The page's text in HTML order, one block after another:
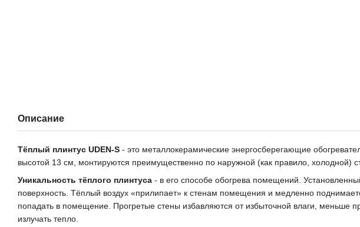
Описание
Тёплый плинтус UDEN-S - это металлокерамические энергосберегающие
высотой 13 см, монтируются преимущественно по наружной (как правило,
Уникальность тёплого плинтуса - в его способе обогрева помещений.
поверхность. Тёплый воздух «прилипает» к стенам помещения и медленно
попадать в помещение. Прогретые стены избавляются от избыточной влаги, меньше
излучать тепло.